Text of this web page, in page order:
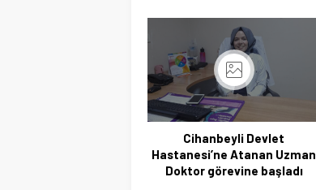
Cihanbeyli Devlet
Hastanesi’ne Atanan Uzman
Doktor görevine başladı